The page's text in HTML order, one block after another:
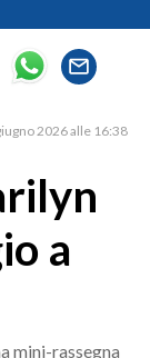
2026 alle 16:38
a
mini-rassegna